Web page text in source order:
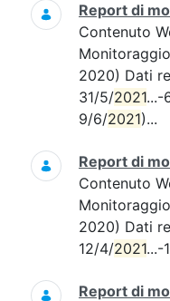
Report di
Contenuto
2020) Dati
31/5/2021...-
9/6/2021)...
Report di
Contenuto
2020) Dati
12/4/2021...-
Report di